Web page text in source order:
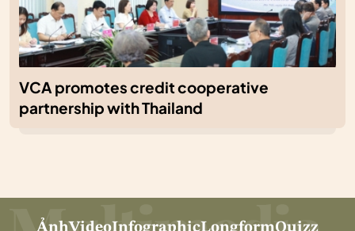
VCA promotes credit cooperative
partnership with Thailand
ẢnhVideoInfographicLongformQuizz